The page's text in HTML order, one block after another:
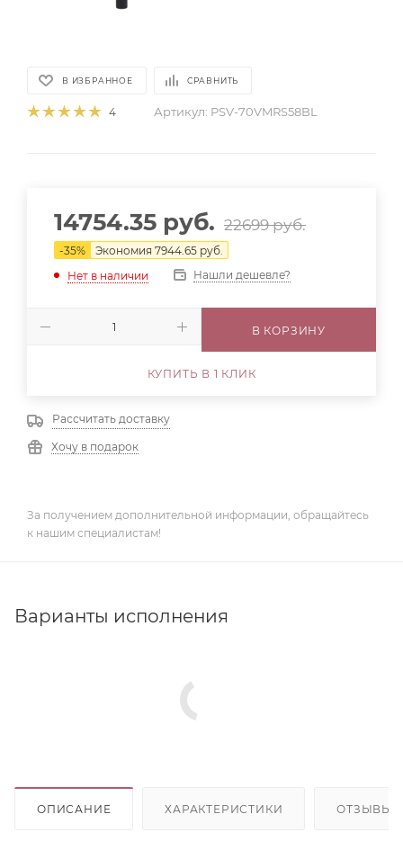
В ИЗБРАННОЕ СРАВНИТЬ
4 Артикул: PSV-70VMRS58BL
14754.35 руб. 22699руб.
-35% Экономия 7944.65 руб.
Нет в наличии
Нашли дешевле?
В КОРЗИНУ
КУПИТЬ В 1 КЛИК
Рассчитать доставку
Хочу в подарок
За получением дополнительной информации, обращайтесь
к нашим специалистам!
Варианты исполнения
ОПИСАНИЕ ХАРАКТЕРИСТИКИ ОТЗЫВЫ